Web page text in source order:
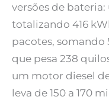
versões de
totalizando 416
pacotes, somando
que pesa 238
um motor diesel
leva de 150 a 170